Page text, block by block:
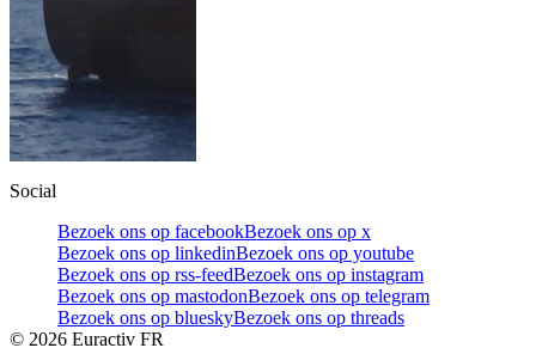
Social
Bezoek ons op facebookBezoek ons op x
Bezoek ons op linkedinBezoek ons op youtube
Bezoek ons op rss-feedBezoek ons op instagram
Bezoek ons op mastodonBezoek ons op telegram
Bezoek ons op blueskyBezoek ons op threads
© 2026 Euractiv FR